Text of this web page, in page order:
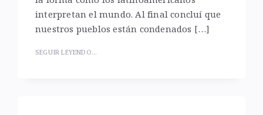
interpretan el mundo. Al final concluí que
nuestros pueblos están condenados […]
SEGUIR LEYENDO...